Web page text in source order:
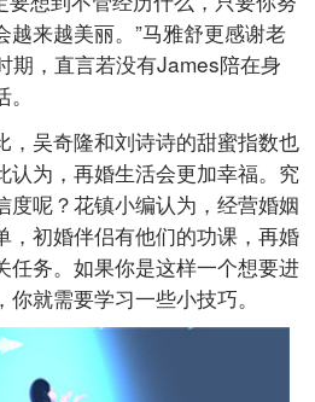
越来越美丽。”马雅舒更感谢老
期，直言若没有James陪在身
，吴奇隆和刘诗诗的甜蜜指数也
认为，再婚生活会更加幸福。究
度呢？花镇小编认为，经营婚姻
，初婚伴侣有他们的功课，再婚
任务。如果你是这样一个想要进
就需要学习一些小技巧。